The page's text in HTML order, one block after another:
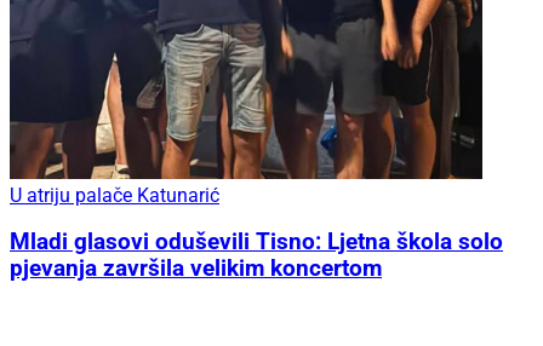
U atriju palače Katunarić
Mladi glasovi oduševili Tisno: Ljetna škola solo
pjevanja završila velikim koncertom